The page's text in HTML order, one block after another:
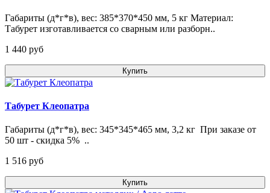
Габариты (д*г*в), вес: 385*370*450 мм, 5 кг Материал:
Табурет изготавливается со сварным или разборн..
1 440 pуб
Купить
Табурет Клеопатра
Габариты (д*г*в), вес: 345*345*465 мм, 3,2 кг При заказе от
50 шт - скидка 5% ..
1 516 pуб
Купить